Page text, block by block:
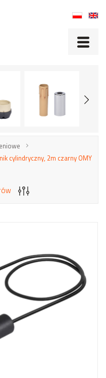
cylindryczny, 2m czarny OMY